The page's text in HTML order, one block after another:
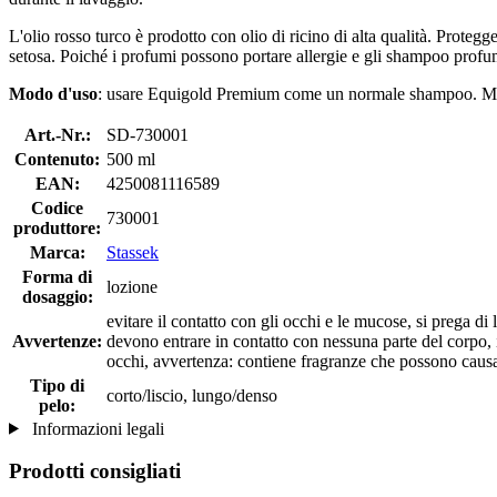
L'olio rosso turco è prodotto con olio di ricino di alta qualità.
setosa. Poiché i profumi possono portare allergie e gli shampoo
Modo d'uso: usare Equigold Premium come un normale shampoo.
Art.-Nr.:
SD-730001
Contenuto: 500 ml
EAN:
4250081116589
Codice
produttore:
730001
Marca:
Stassek
Forma di
dosaggio:
lozione
Avvertenze:
evitare il contatto con gli occhi e le mucose, si prega di
devono entrare in contatto con nessuna parte del
occhi, avvertenza: contiene fragranze che possono
Tipo di
pelo:
corto/liscio, lungo/denso
Informazioni legali
Prodotti consigliati